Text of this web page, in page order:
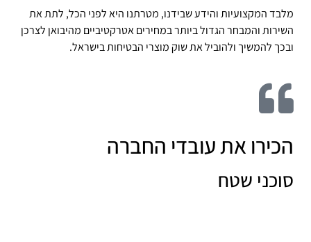
מלבד המקצועיות והידע שבידנו, מטרתנו היא לפני הכל, לתת את
השירות והמבחר הגדול ביותר במחירים אטרקטיביים מהיבואן לצרכן
ובכך להמשיך ולהוביל את שוק מוצרי הבטיחות בישראל.
הכירו את עובדי החברה
סוכני שטח